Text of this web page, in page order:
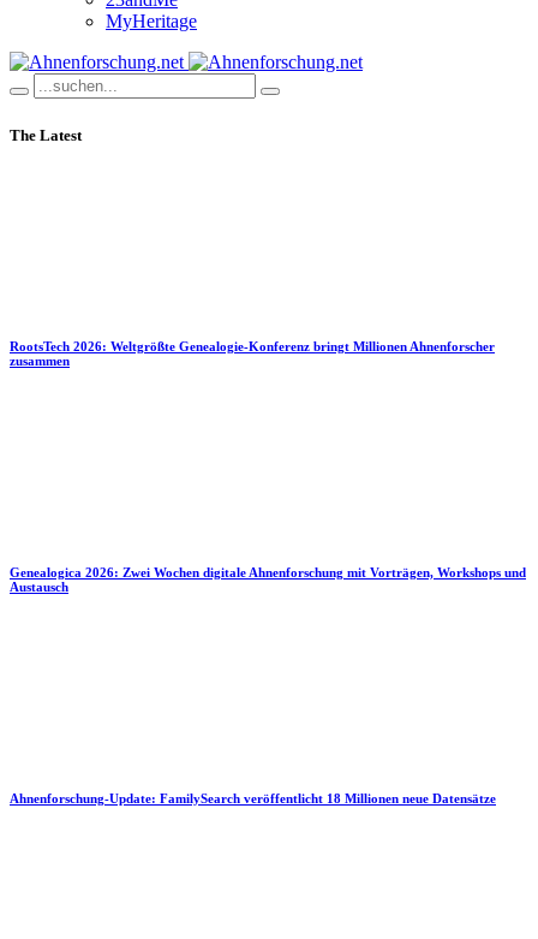
MyHeritage
The Latest
RootsTech 2026: Weltgrößte Genealogie-Konferenz bringt Millionen Ahnenforscher
zusammen
Genealogica 2026: Zwei Wochen digitale Ahnenforschung mit Vorträgen, Workshops und
Austausch
Ahnenforschung-Update: FamilySearch veröffentlicht 18 Millionen neue Datensätze